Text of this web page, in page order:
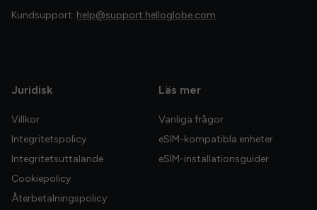
Kundsupport: help@support.helloglobe.com
Juridisk
Villkor
Integritetspolicy
Integritetsuttalande
Cookiepolicy
Återbetalningspolicy
Läs mer
Vanliga frågor
eSIM-kompatibla enheter
eSIM-installationsguider